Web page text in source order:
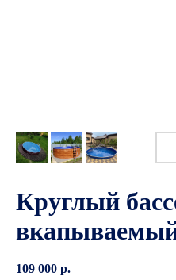
Круглый
109 000 р.